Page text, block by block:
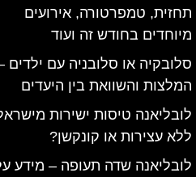
תחזית, טמפרטורה, אירועים
מיוחדים בחודש זה ועוד
סלובקיה או סלובניה עם ילדים
המלצות והשוואת בין היעדים
לובליאנה טיסות ישירות
ללא עצירות או קונקשן?
לובליאנה שדה תעופה – מידע